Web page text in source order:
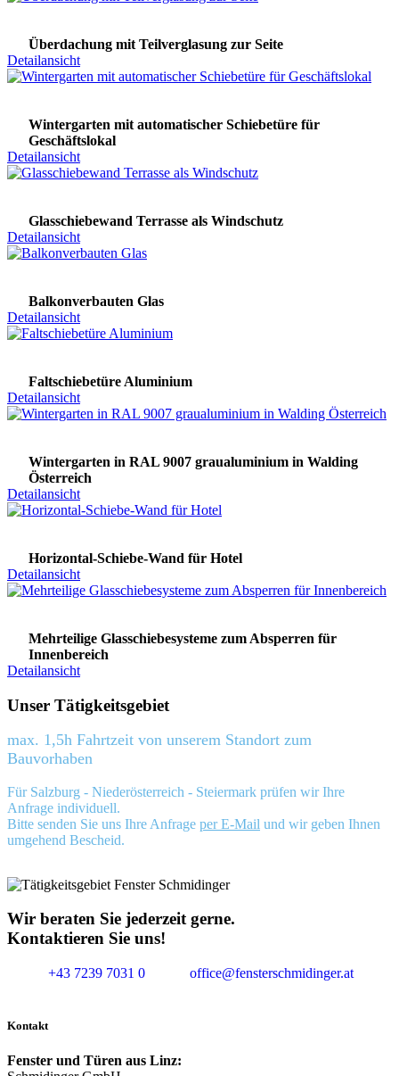
Überdachung mit Teilverglasung zur Seite
Detailansicht
Wintergarten mit automatischer Schiebetüre für
Geschäftslokal
Detailansicht
Glasschiebewand Terrasse als Windschutz
Detailansicht
Balkonverbauten Glas
Detailansicht
Faltschiebetüre Aluminium
Detailansicht
Wintergarten in RAL 9007 graualuminium in Walding
Österreich
Detailansicht
Horizontal-Schiebe-Wand für Hotel
Detailansicht
Mehrteilige Glasschiebesysteme zum Absperren für
Innenbereich
Detailansicht
Unser Tätigkeitsgebiet
max. 1,5h Fahrtzeit von unserem Standort zum
Bauvorhaben
Für Salzburg - Niederösterreich - Steiermark prüfen wir Ihre
Anfrage individuell.
Bitte senden Sie uns Ihre Anfrage per E-Mail und wir geben Ihnen
umgehend Bescheid.
Wir beraten Sie jederzeit gerne.
Kontaktieren Sie uns!
+43 7239 7031 0 office@fensterschmidinger.at
Kontakt
Fenster und Türen aus Linz: